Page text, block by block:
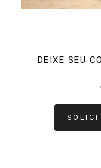
DEIXE SEU